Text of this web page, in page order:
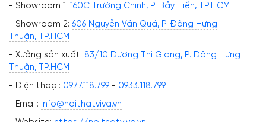
- Showroom 1: 160C Trường Chinh, P. Bảy Hiền, TP.HCM
- Showroom 2: 606 Nguyễn Văn Quá, P. Đông Hưng
Thuận, TP.HCM
- Xưởng sản xuất: 83/10 Dương Thị Giang, P. Đông Hưng
Thuận, TP.HCM
- Điện thoại: 0977.118.799 - 0933.118.799
- Email: info@noithatviva.vn